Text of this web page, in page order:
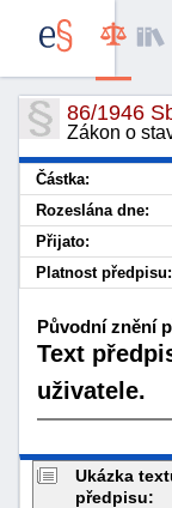
86/1946
Zákon o
Částka:
Rozeslána dne:
Přijato:
Platnost předpisu:
Původní znění
Text
uživatele.
Ukázka
předpisu: